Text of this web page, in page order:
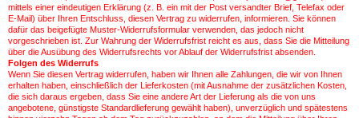
mittels einer eindeutigen Erklärung (z. B. ein mit der Post versandter Brief, Telefax oder
E-Mail) über Ihren Entschluss, diesen Vertrag zu widerrufen, informieren. Sie können
dafür das beigefügte Muster-Widerrufsformular verwenden, das jedoch nicht
vorgeschrieben ist. Zur Wahrung der Widerrufsfrist reicht es aus, dass Sie die Mitteilung
über die Ausübung des Widerrufsrechts vor Ablauf der Widerrufsfrist absenden.
Folgen des Widerrufs
Wenn Sie diesen Vertrag widerrufen, haben wir Ihnen alle Zahlungen, die wir von Ihnen
erhalten haben, einschließlich der Lieferkosten (mit Ausnahme der zusätzlichen Kosten,
die sich daraus ergeben, dass Sie eine andere Art der Lieferung als die von uns
angebotene, günstigste Standardlieferung gewählt haben), unverzüglich und spätestens